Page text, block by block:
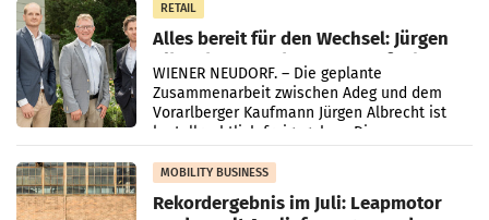
RETAIL
Alles bereit für den Wechsel: Jürgen
Albrecht setzt ab 1.1.2027 auf Adeg
WIENER NEUDORF. – Die geplante
Zusammenarbeit zwischen Adeg und dem
Vorarlberger Kaufmann Jürgen Albrecht ist
kartellrechtlich freigegeben: Die
Bundeswettbewerbsbehörde und der
Bundeskartellanwalt
MOBILITY BUSINESS
Rekordergebnis im Juli: Leapmotor